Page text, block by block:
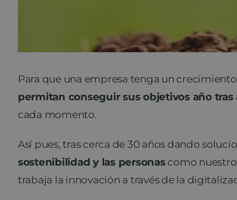
Para que una empresa tenga un
permitan conseguir sus objetivos año tras
cada momento.
Así pues, tras cerca de 30 años dando
sostenibilidad y las personascomo
trabaja la innovación a través de la